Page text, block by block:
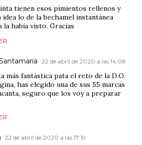
tienen esos pimientos rellenos y
idea lo de la bechamel instantánea
la había visto. Gracias
22 de abril de 2020 a las 14:08
más fantástica pata el reto de la D.O.
has elegido una de sus 55 marcas
seguro que los voy a preparar
22 de abril de 2020 a las 17:19